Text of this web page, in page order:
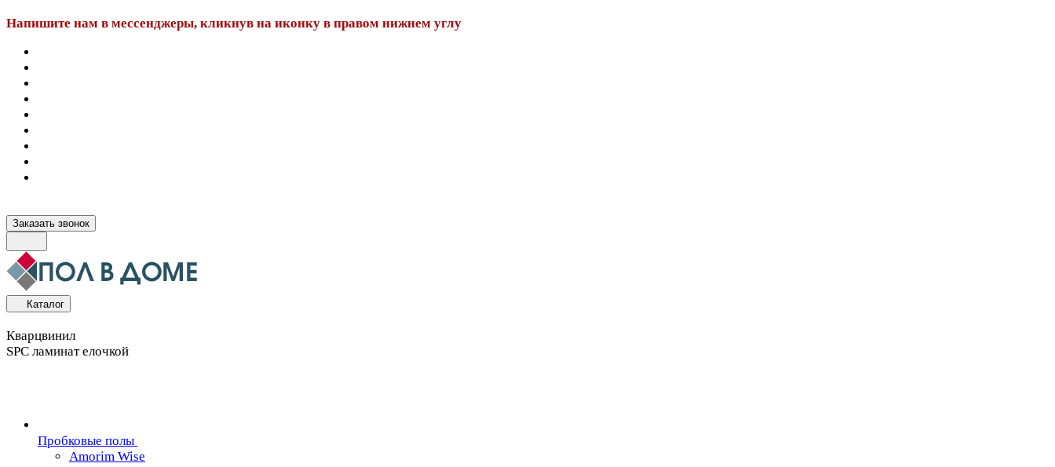
Напишите нам в мессенджеры, кликнув на иконку в правом нижнем углу
Заказать звонок
Каталог
Кварцвинил
SPC ламинат елочкой
Пробковые полы
Amorim Wise